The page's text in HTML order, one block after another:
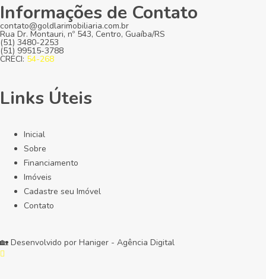
Informações de Contato
contato@goldlarimobiliaria.com.br
Rua Dr. Montauri, nº 543, Centro, Guaíba/RS
(51) 3480-2253
(51) 99515-3788
CRECI: 54-268
Links Úteis
Inicial
Sobre
Financiamento
Imóveis
Cadastre seu Imóvel
Contato
🏡 Desenvolvido por Haniger - Agência Digital